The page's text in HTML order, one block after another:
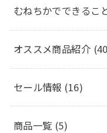
むねちかでできるこ
オススメ商品紹介
セール情報 (16)
商品一覧 (5)